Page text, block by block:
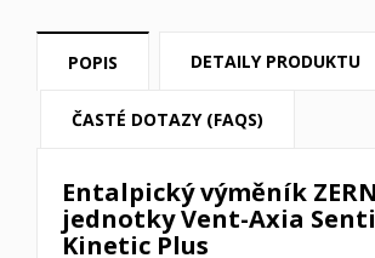
POPIS DETAILY PRODUKTU
ČASTÉ DOTAZY (FAQS)
Entalpický výměník
jednotky Vent-Axia
Kinetic Plus